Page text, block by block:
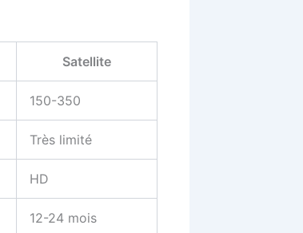
Satellite
150-350
Très limité
HD
12-24 mois